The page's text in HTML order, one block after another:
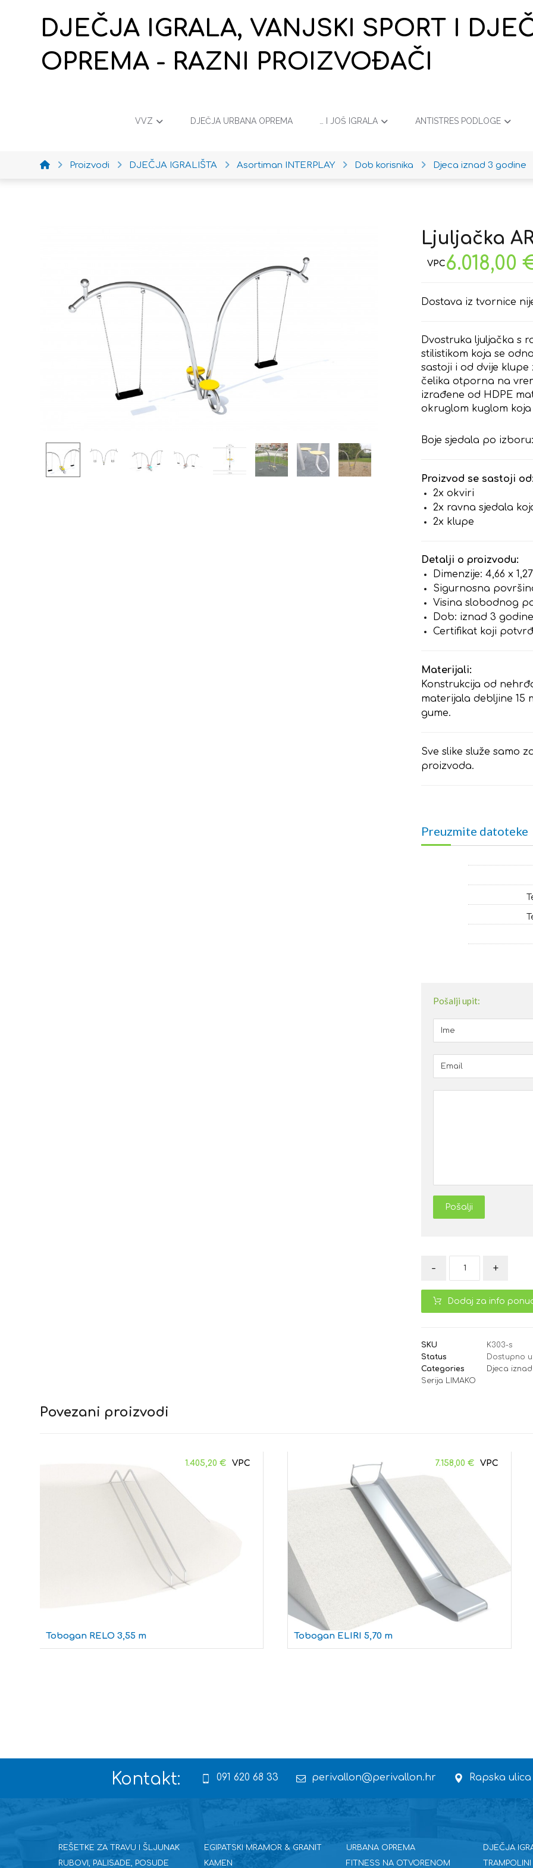
DJEČJA IGRALA, VANJSKI SPORT I
OPREMA - RAZNI PROIZVOĐAČI
VVZ DJEČJA URBANA OPREMA … I JOŠ IGRALA ANTISTRES PODLOGE
Proizvodi DJEČJA IGRALIŠTA Asortiman INTERPLAY Dob korisnika Djeca iznad 3 godine
Ljuljačka
6.018,00
Dostava iz tvornice
Dvostruka ljuljačka s
stilistikom koja se
sastoji i od dvije
čelika otporna na
izrađene od HDPE
okruglom kuglom
Boje sjedala po
Proizvod se sastoji
2x okviri
2x ravna sjedala
2x klupe
Detalji o proizvodu:
Dimenzije: 4,66 x
Sigurnosna
Visina slobodnog
Dob: iznad 3
Certifikat koji
Materijali:
Konstrukcija od
materijala debljine 15
gume.
Sve slike služe samo
proizvoda.
Preuzmite datoteke
Pošalji upit:
Pošalji
- +
Dodaj za info
SKU
K303-s
Status
Dostupno
Categories
Djeca
Serija LIMAKO
Povezani proizvodi
Tobogan RELO 3,55 m
1.405,20€
Tobogan ELIRI 5,70 m
7.158,00€
Kontakt: 091 620 68 33 perivallon@perivallon.hr Rapska
REŠETKE ZA TRAVU I ŠLJUNAK
RUBOVI, PALISADE, POSUDE
EGIPATSKI MRAMOR & GRANIT
KAMEN
URBANA OPREMA
FITNESS NA OTVORENOM
DJEČJA
TRAMPOLINI